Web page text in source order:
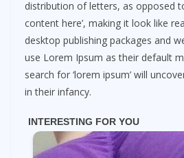
distribution of letters, as opposed
content here’, making it look like
desktop publishing packages and
use Lorem Ipsum as their default
search for ‘lorem ipsum’ will
in their infancy.